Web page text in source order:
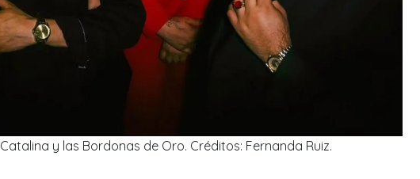
Catalina y las Bordonas de Oro. Créditos: Fernanda Ruiz.